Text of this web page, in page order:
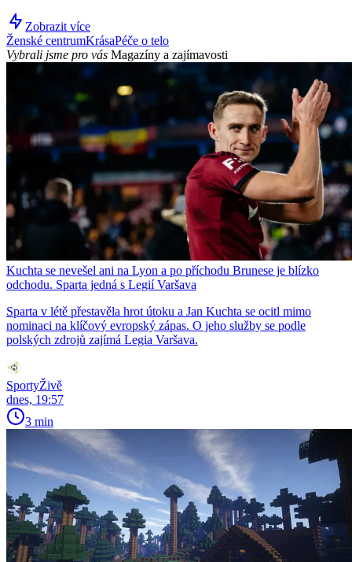
Zobrazit více
Ženské centrumKrásaPéče o telo
Vybrali jsme pro vás Magazíny a zajímavosti
Kuchta se nevešel ani na Lyon a po příchodu Brunese je blízko
odchodu. Sparta jedná s Legií Varšava
Sparta v létě přestavěla hrot útoku a Jan Kuchta se ocitl mimo
nominaci na klíčový evropský zápas. O jeho služby se podle
polských zdrojů zajímá Legia Varšava.
SportyŽivě
dnes, 19:57
3 min